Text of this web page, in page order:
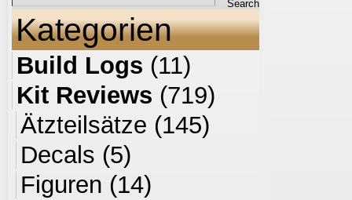
Kategorien
Build Logs (11)
Kit Reviews (719)
Ätzteilsätze (145)
Decals (5)
Figuren (14)